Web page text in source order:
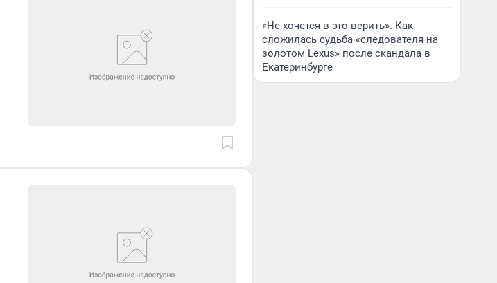
«Не хочется в это верить». Как
сложилась судьба «следователя на
золотом Lexus» после скандала в
Екатеринбурге